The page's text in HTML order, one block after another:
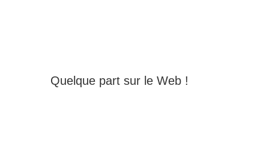
Quelque part sur le Web !